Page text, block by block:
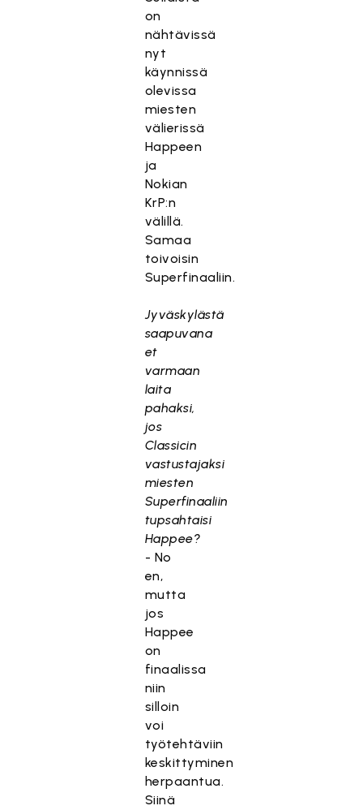
on
nähtävissä
nyt
käynnissä
olevissa
miesten
välierissä
Happeen
ja
Nokian
KrP:n
välillä.
Samaa
toivoisin
Superfinaaliin.
Jyväskylästä
saapuvana
et
varmaan
laita
pahaksi,
jos
Classicin
vastustajaksi
miesten
Superfinaaliin
tupsahtaisi
Happee?
- No
en,
mutta
jos
Happee
on
finaalissa
niin
silloin
voi
työtehtäviin
keskittyminen
herpaantua.
Siinä